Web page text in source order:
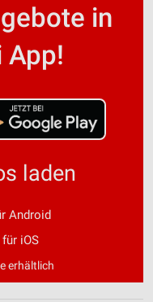
in
App!
laden
Android
iOS
erhältlich